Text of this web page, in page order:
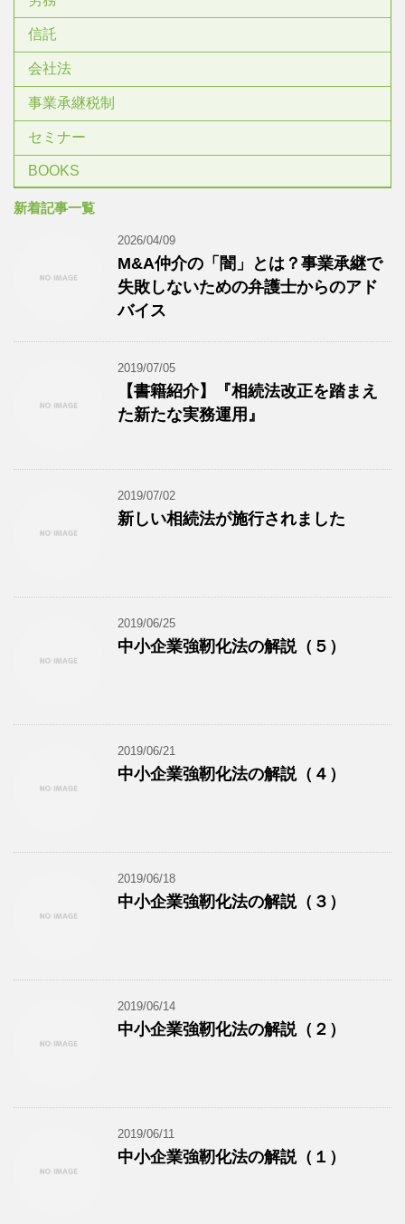
信託
会社法
事業承継税制
セミナー
BOOKS
新着記事一覧
2026/04/09
M&A仲介の「闇」とは？事業承継で
失敗しないための弁護士からのアド
バイス
2019/07/05
【書籍紹介】『相続法改正を踏まえ
た新たな実務運用』
2019/07/02
新しい相続法が施行されました
2019/06/25
中小企業強靭化法の解説（５）
2019/06/21
中小企業強靭化法の解説（４）
2019/06/18
中小企業強靭化法の解説（３）
2019/06/14
中小企業強靭化法の解説（２）
2019/06/11
中小企業強靭化法の解説（１）